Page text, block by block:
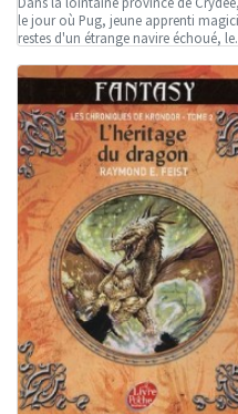
le jour où Pug, jeune apprenti
restes d'un étrange navire échoué,